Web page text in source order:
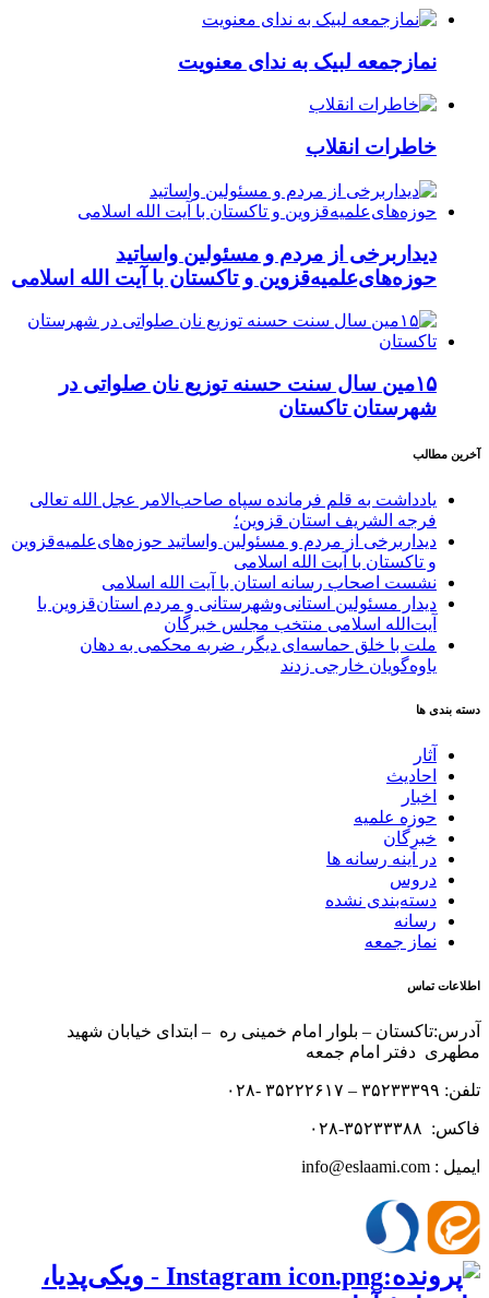
نمازجمعه لبیک به ندای معنویت
خاطرات انقلاب
دیداربرخی از مردم و مسئولین واساتید
حوزه‌های‌علمیه‌قزوین و تاکستان با آیت الله اسلامی
۱۵مین سال سنت حسنه توزیع نان صلواتی در
شهرستان تاکستان
آخرین مطالب
یادداشت به قلم فرمانده سپاه صاحب‌الامر عجل الله تعالی
فرجه الشریف استان قزوین؛
دیداربرخی از مردم و مسئولین واساتید حوزه‌های‌علمیه‌قزوین
و تاکستان با آیت الله اسلامی
نشست اصحاب رسانه استان با آیت الله اسلامی
دیدار مسئولین استانی‌وشهرستانی و مردم‌ استان‌قزوین با
آیت‌الله‌ اسلامی منتخب مجلس‌ خبرگان
ملت با خلق حماسه‌ای دیگر، ضربه محکمی به دهان
یاوه‌گویان خارجی زدند
دسته بندی ها
آثار
احادیث
اخبار
حوزه علمیه
خبرگان
در آینه رسانه ها
دروس
دسته‌بندی نشده
رسانه
نماز جمعه
اطلاعات تماس
آدرس:تاکستان – بلوار امام خمینی ره – ابتدای خیابان شهید
مطهری دفتر امام جمعه
تلفن: ۳۵۲۳۳۳۹۹ – ۳۵۲۲۲۶۱۷ -۰۲۸
فاکس: ۳۵۲۳۳۳۸۸-۰۲۸
ایمیل : info@eslaami.com